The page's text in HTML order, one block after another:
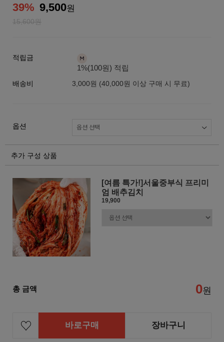
39% 9,500원
15,600원
적립금
1%(100원) 적립
배송비 3,000원 (40,000원 이상 구매 시 무료)
옵션
추가 구성 상품
[여름 특가!]서울중부식 프리미
엄 배추김치
19,900
총 금액 0원
바로구매 장바구니